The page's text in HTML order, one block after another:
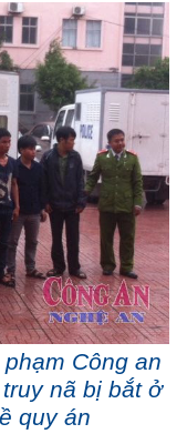
Công an
nã bị bắt ở
quy án